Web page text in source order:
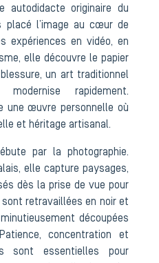
autodidacte originaire du
placé l’image au cœur de
expériences en vidéo, en
elle découvre le papier
un art traditionnel
rapidement.
une œuvre personnelle où
et héritage artisanal.
par la photographie.
elle capture paysages,
dès la prise de vue pour
retravaillées en noir et
découpées
concentration et
sont essentielles pour